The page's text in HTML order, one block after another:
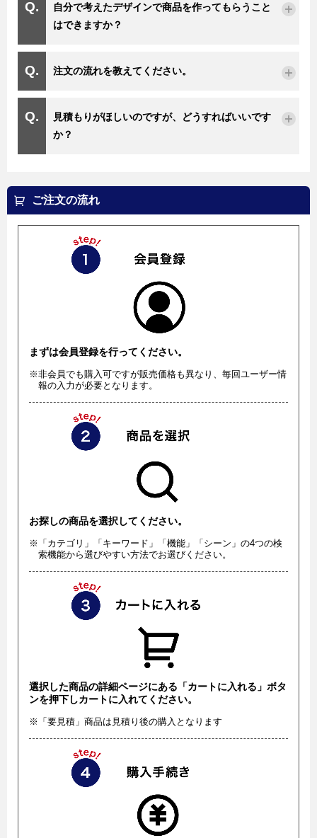
自分で考えたデザインで商品を作ってもらうこと
はできますか？
注文の流れを教えてください。
見積もりがほしいのですが、どうすればいいです
か？
ご注文の流れ
まずは会員登録を行ってください。
※非会員でも購入可ですが販売価格も異なり、毎回ユーザー情
報の入力が必要となります。
お探しの商品を選択してください。
※「カテゴリ」「キーワード」「機能」「シーン」の4つの検
索機能から選びやすい方法でお選びください。
選択した商品の詳細ページにある「カートに入れる」ボタ
ンを押下しカートに入れてください。
※「要見積」商品は見積り後の購入となります